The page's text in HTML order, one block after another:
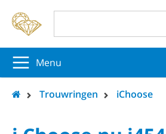
Menu
Trouwringen iChoose